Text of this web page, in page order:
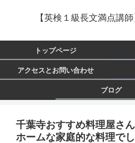
【英検１級長文満点講
トップページ
アクセスとお問い合わせ
ブログ
千葉寺おすすめ料理屋さ
ホームな家庭的な料理で